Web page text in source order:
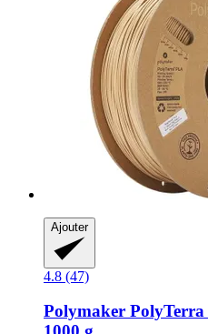
Ajouter
4.8 (47)
Polymaker